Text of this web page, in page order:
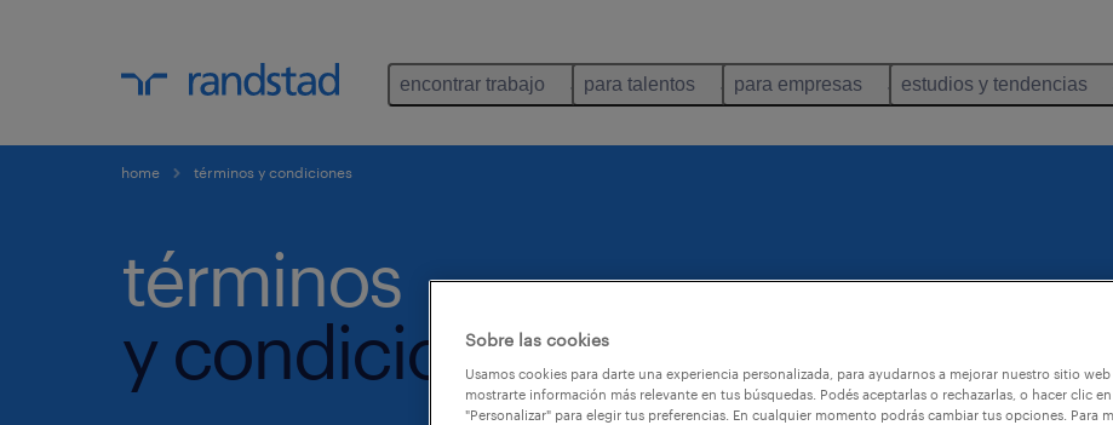
encontrar trabajo para talentos para empresas estudios y tendencias
home términos y condiciones
términos
y condiciones.
Sobre las cookies
Usamos cookies para darte una experiencia personalizada, para ayudarnos a mejorar nuestro sitio web
mostrarte información más relevante en tus búsquedas. Podés aceptarlas o rechazarlas, o hacer clic en
"Personalizar" para elegir tus preferencias. En cualquier momento podrás cambiar tus opciones. Para